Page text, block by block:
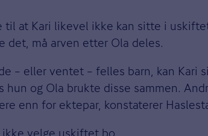
at Kari likevel ikke kan sitte i
det, må arven etter Ola deles.
– eller ventet – felles barn, kan
og Ola brukte disse sammen.
enn for ektepar, konstaterer
velge uskiftet bo.